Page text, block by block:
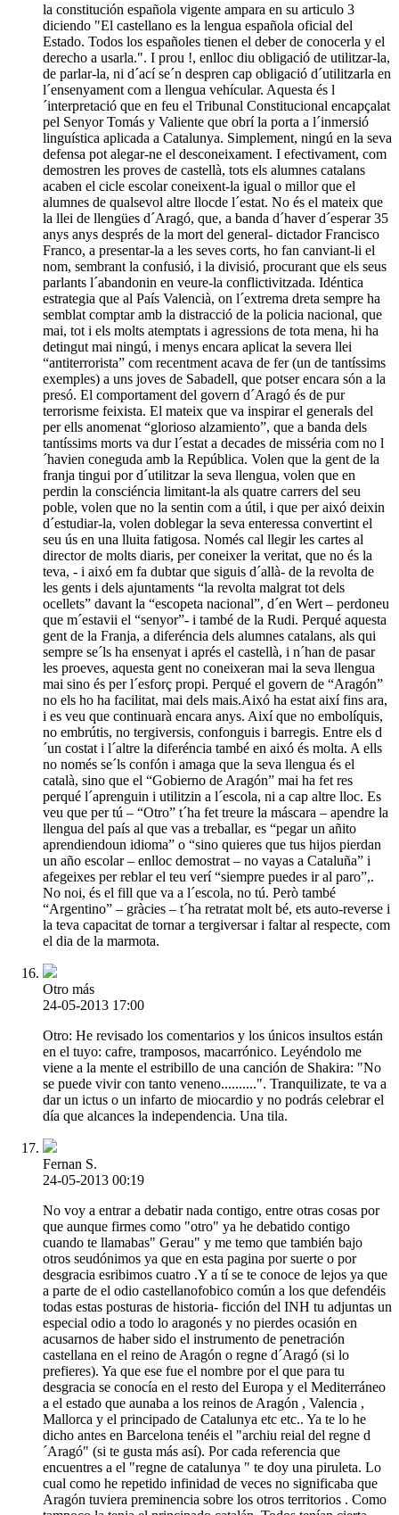
la constitución española vigente ampara en su articulo 3
diciendo "El castellano es la lengua española oficial del
Estado. Todos los españoles tienen el deber de conocerla y el
derecho a usarla.". I prou !, enlloc diu obligació de utilitzar-la,
de parlar-la, ni d´ací se´n despren cap obligació d´utilitzarla en
l´ensenyament com a llengua vehícular. Aquesta és l
´interpretació que en feu el Tribunal Constitucional encapçalat
pel Senyor Tomás y Valiente que obrí la porta a l´inmersió
linguística aplicada a Catalunya. Simplement, ningú en la seva
defensa pot alegar-ne el desconeixament. I efectivament, com
demostren les proves de castellà, tots els alumnes catalans
acaben el cicle escolar coneixent-la igual o millor que el
alumnes de qualsevol altre llocde l´estat. No és el mateix que
la llei de llengües d´Aragó, que, a banda d´haver d´esperar 35
anys anys després de la mort del general- dictador Francisco
Franco, a presentar-la a les seves corts, ho fan canviant-li el
nom, sembrant la confusió, i la divisió, procurant que els seus
parlants l´abandonin en veure-la conflictivitzada. Idéntica
estrategia que al País Valencià, on l´extrema dreta sempre ha
semblat comptar amb la distracció de la policia nacional, que
mai, tot i els molts atemptats i agressions de tota mena, hi ha
detingut mai ningú, i menys encara aplicat la severa llei
“antiterrorista” com recentment acava de fer (un de tantíssims
exemples) a uns joves de Sabadell, que potser encara són a la
presó. El comportament del govern d´Aragó és de pur
terrorisme feixista. El mateix que va inspirar el generals del
per ells anomenat “glorioso alzamiento”, que a banda dels
tantíssims morts va dur l´estat a decades de misséria com no l
´havien coneguda amb la República. Volen que la gent de la
franja tingui por d´utilitzar la seva llengua, volen que en
perdin la consciéncia limitant-la als quatre carrers del seu
poble, volen que no la sentin com a útil, i que per aixó deixin
d´estudiar-la, volen doblegar la seva enteressa convertint el
seu ús en una lluita fatigosa. Només cal llegir les cartes al
director de molts diaris, per coneixer la veritat, que no és la
teva, - i aixó em fa dubtar que siguis d´allà- de la revolta de
les gents i dels ajuntaments “la revolta malgrat tot dels
ocellets” davant la “escopeta nacional”, d´en Wert – perdoneu
que m´estavii el “senyor”- i també de la Rudi. Perqué aquesta
gent de la Franja, a diferéncia dels alumnes catalans, als qui
sempre se´ls ha ensenyat i aprés el castellà, i n´han de pasar
les proeves, aquesta gent no coneixeran mai la seva llengua
mai sino és per l´esforç propi. Perqué el govern de “Aragón”
no els ho ha facilitat, mai dels mais.Aixó ha estat així fins ara,
i es veu que continuarà encara anys. Així que no embolíquis,
no embrútis, no tergiversis, confonguis i barregis. Entre els d
´un costat i l´altre la diferéncia també en aixó és molta. A ells
no només se´ls confón i amaga que la seva llengua és el
català, sino que el “Gobierno de Aragón” mai ha fet res
perqué l´aprenguin i utilitzin a l´escola, ni a cap altre lloc. Es
veu que per tú – “Otro” t´ha fet treure la máscara – apendre la
llengua del país al que vas a treballar, es “pegar un añito
aprendiendoun idioma” o “sino quieres que tus hijos pierdan
un año escolar – enlloc demostrat – no vayas a Cataluña” i
afegeixes per reblar el teu verí “siempre puedes ir al paro”,.
No noi, és el fill que va a l´escola, no tú. Però també
“Argentino” – gràcies – t´ha retratat molt bé, ets auto-reverse i
la teva capacitat de tornar a tergiversar i faltar al respecte, com
el dia de la marmota.
Otro más
24-05-2013 17:00
Otro: He revisado los comentarios y los únicos insultos están
en el tuyo: cafre, tramposos, macarrónico. Leyéndolo me
viene a la mente el estribillo de una canción de Shakira: "No
se puede vivir con tanto veneno..........". Tranquilizate, te va a
dar un ictus o un infarto de miocardio y no podrás celebrar el
día que alcances la independencia. Una tila.
Fernan S.
24-05-2013 00:19
No voy a entrar a debatir nada contigo, entre otras cosas por
que aunque firmes como "otro" ya he debatido contigo
cuando te llamabas" Gerau" y me temo que también bajo
otros seudónimos ya que en esta pagina por suerte o por
desgracia esribimos cuatro .Y a tí se te conoce de lejos ya que
a parte de el odio castellanofobico común a los que defendéis
todas estas posturas de historia- ficción del INH tu adjuntas un
especial odio a todo lo aragonés y no pierdes ocasión en
acusarnos de haber sido el instrumento de penetración
castellana en el reino de Aragón o regne d´Aragó (si lo
prefieres). Ya que ese fue el nombre por el que para tu
desgracia se conocía en el resto del Europa y el Mediterráneo
a el estado que aunaba a los reinos de Aragón , Valencia ,
Mallorca y el principado de Catalunya etc etc.. Ya te lo he
dicho antes en Barcelona tenéis el "archiu reial del regne d
´Aragó" (si te gusta más así). Por cada referencia que
encuentres a el "regne de catalunya " te doy una piruleta. Lo
cual como he repetido infinidad de veces no significaba que
Aragón tuviera preminencia sobre los otros territorios . Como